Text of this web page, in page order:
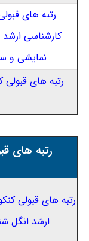
رتبه های
کارشناسی
نمایشی و
رتبه های
رتبه های
رتبه های قبولی
ارشد انگل